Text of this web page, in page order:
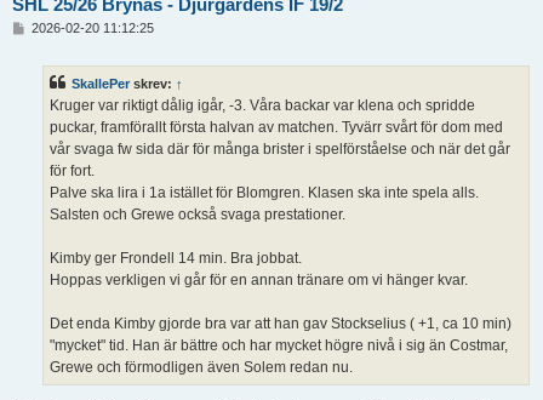
2026-02-20 11:12:25
SkallePer skrev: ↑
Kruger var riktigt dålig igår, -3. Våra backar var klena och spridde
puckar, framförallt första halvan av matchen. Tyvärr svårt för dom med
vår svaga fw sida där för många brister i spelförståelse och när det går
för fort.
Palve ska lira i 1a istället för Blomgren. Klasen ska inte spela alls.
Salsten och Grewe också svaga prestationer.
Kimby ger Frondell 14 min. Bra jobbat.
Hoppas verkligen vi går för en annan tränare om vi hänger kvar.
Det enda Kimby gjorde bra var att han gav Stockselius ( +1, ca 10 min)
"mycket" tid. Han är bättre och har mycket högre nivå i sig än Costmar,
Grewe och förmodligen även Solem redan nu.